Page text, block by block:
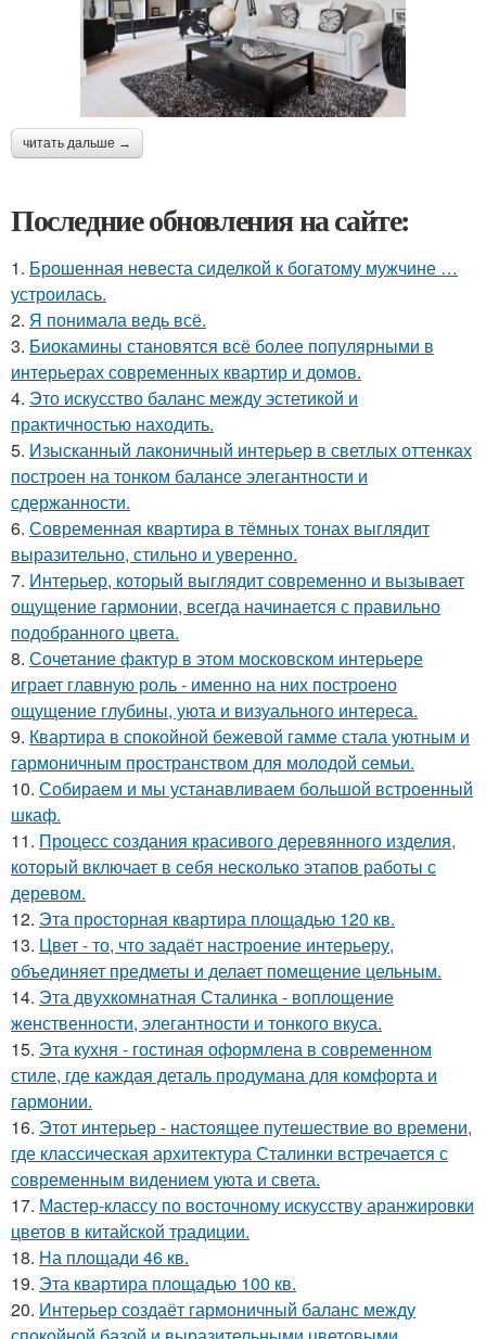
читать дальше →
Последние обновления на сайте:
1. Брошенная невеста сиделкой к богатому мужчине …
устроилась.
2. Я понимала ведь всё.
3. Биокамины становятся всё более популярными в
интерьерах современных квартир и домов.
4. Это искусство баланс между эстетикой и
практичностью находить.
5. Изысканный лаконичный интерьер в светлых оттенках
построен на тонком балансе элегантности и
сдержанности.
6. Современная квартира в тёмных тонах выглядит
выразительно, стильно и уверенно.
7. Интерьер, который выглядит современно и вызывает
ощущение гармонии, всегда начинается с правильно
подобранного цвета.
8. Сочетание фактур в этом московском интерьере
играет главную роль - именно на них построено
ощущение глубины, уюта и визуального интереса.
9. Квартира в спокойной бежевой гамме стала уютным и
гармоничным пространством для молодой семьи.
10. Собираем и мы устанавливаем большой встроенный
шкаф.
11. Процесс создания красивого деревянного изделия,
который включает в себя несколько этапов работы с
деревом.
12. Эта просторная квартира площадью 120 кв.
13. Цвет - то, что задаёт настроение интерьеру,
объединяет предметы и делает помещение цельным.
14. Эта двухкомнатная Сталинка - воплощение
женственности, элегантности и тонкого вкуса.
15. Эта кухня - гостиная оформлена в современном
стиле, где каждая деталь продумана для комфорта и
гармонии.
16. Этот интерьер - настоящее путешествие во времени,
где классическая архитектура Сталинки встречается с
современным видением уюта и света.
17. Мастер-классу по восточному искусству аранжировки
цветов в китайской традиции.
18. На площади 46 кв.
19. Эта квартира площадью 100 кв.
20. Интерьер создаёт гармоничный баланс между